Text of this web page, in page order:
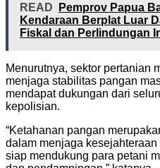
READ
Pemprov Papua
Kendaraan Berplat Luar
Fiskal dan Perlindungan
Menurutnya, sektor pertanian
menjaga stabilitas pangan
mendapat dukungan dari
kepolisian.
“Ketahanan pangan
dalam menjaga
siap mendukung para petani